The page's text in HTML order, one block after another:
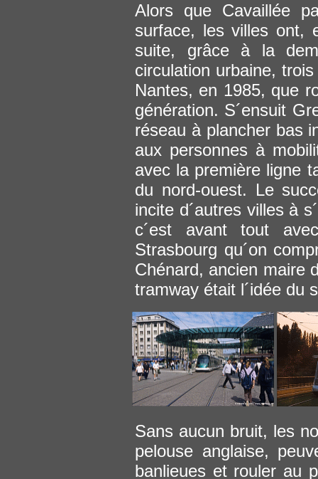
Alors que Cavaillée
surface, les villes ont,
suite, grâce à la
circulation urbaine,
Nantes, en 1985, que
génération. S´ensuit
réseau à plancher bas
aux personnes à
avec la première ligne
du nord-ouest. Le
incite d´autres villes à
c´est avant tout
Strasbourg qu´on
Chénard, ancien maire
tramway était l´idée du
Sans aucun bruit, les
pelouse anglaise,
banlieues et rouler au